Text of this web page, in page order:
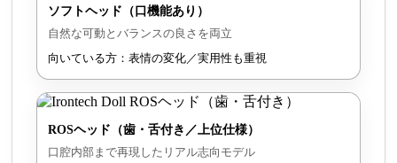
ソフトヘッド（口機能あり）
自然な可動とバランスの良さを両立
向いている方：表情の変化／実用性も重視
ROSヘッド（歯・舌付き／上位仕様）
口腔内部まで再現したリアル志向モデル